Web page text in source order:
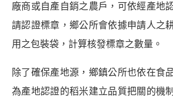
廠商或自產自銷之農戶，可依經產地
請認證標章，鄉公所會依據申請人之
用之包裝袋，計算核發標章之數量。
除了確保產地源，鄉鎮公所也依在食
為產地認證的稻米建立品質把關的機